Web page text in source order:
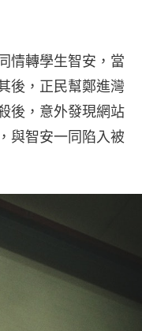
情轉學生智安，當
後，正民幫鄭進灣
後，意外發現網站
與智安一同陷入被